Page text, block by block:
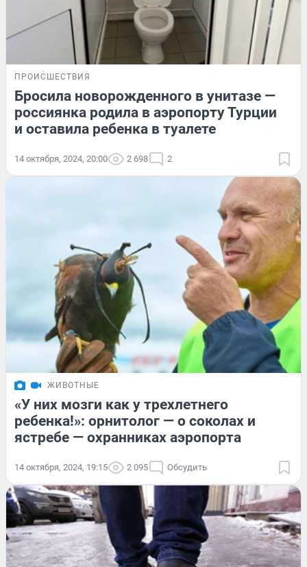
ПРОИСШЕСТВИЯ
Бросила новорожденного в унитазе —
россиянка родила в аэропорту Турции
и оставила ребенка в туалете
14 октября, 2024, 20:00 2 698 2
ЖИВОТНЫЕ
«У них мозги как у трехлетнего
ребенка!»: орнитолог — о соколах и
ястребе — охранниках аэропорта
14 октября, 2024, 19:15 2 095 Обсудить